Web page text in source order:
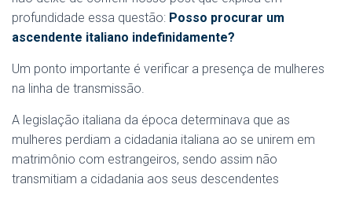
profundidade essa questão: Posso procurar um
ascendente italiano indefinidamente?
Um ponto importante é verificar a presença de mulheres
na linha de transmissão.
A legislação italiana da época determinava que as
mulheres perdiam a cidadania italiana ao se unirem em
matrimônio com estrangeiros, sendo assim não
transmitiam a cidadania aos seus descendentes